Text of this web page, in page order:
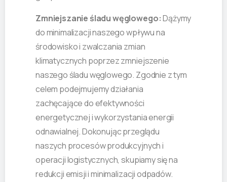
Zmniejszanie śladu węglowego:Dążymy
do minimalizacji naszego wpływu na
środowisko i zwalczania zmian
klimatycznych poprzez zmniejszenie
naszego śladu węglowego. Zgodnie z tym
celem podejmujemy działania
zachęcające do efektywności
energetycznej i wykorzystania energii
odnawialnej. Dokonując przeglądu
naszych procesów produkcyjnych i
operacji logistycznych, skupiamy się na
redukcji emisji i minimalizacji odpadów.